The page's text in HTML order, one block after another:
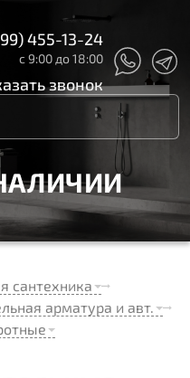
455-13-24
с 9:00 до 18:00
звонок
сантехника
арматура и авт.